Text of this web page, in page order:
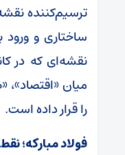
ترسیم‌کننده
ساختاری و
نقشه‌ای که در
میان
را قرار داده است.
فولاد مبارکه؛